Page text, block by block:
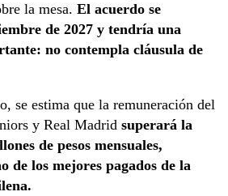
la mesa. El acuerdo se
de 2027 y tendría una
no contempla cláusula de
se estima que la remuneración del
y Real Madrid superará la
de pesos mensuales,
de los mejores pagados de la